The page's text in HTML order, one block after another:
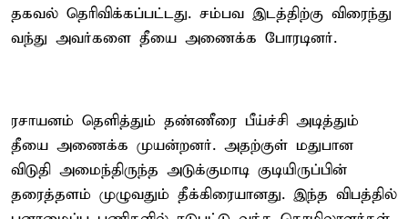
தகவல் தெரிவிக்கப்பட்டது. சம்பவ இடத்திற்கு விரைந்து
வந்து அவர்களை தீயை அணைக்க போரடினர்.
ரசாயனம் தெளித்தும் தண்ணீரை பீய்ச்சி அடித்தும்
தீயை அணைக்க முயன்றனர். அதற்குள் மதுபான
விடுதி அமைந்திருந்த அடுக்குமாடி குடியிருப்பின்
தரைத்தளம் முழுவதும் தீக்கிரையானது. இந்த விபத்தில்